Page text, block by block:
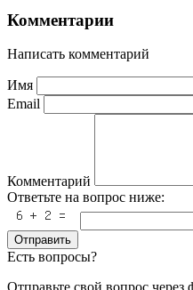
Комментарии
Написать комментарий
Имя
Email
Комментарий
Ответьте на вопрос ниже:
Отправить
Есть вопросы?